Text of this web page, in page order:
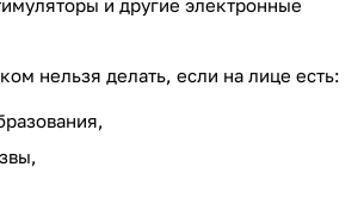
и другие электронные
нельзя делать, если на лице есть: